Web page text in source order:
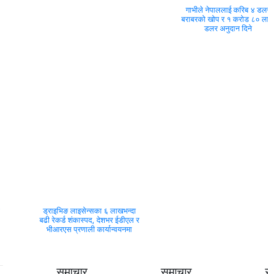
ड्राइभिङ लाइसेन्सका ६ लाखभन्दा
बढी रेकर्ड शंकास्पद, देशभर ईडीएल र
भीआरएस प्रणाली कार्यान्वयनमा
गाभीले नेपाललाई करिब ४
बराबरको खोप र १ करोड ८०
डलर अनुदान दिने